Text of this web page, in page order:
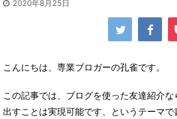
2020年8月25日
こんにちは、専業ブロガーの孔雀です。
この記事では、ブログを使った友達紹介
出すことは実現可能です、というテーマで